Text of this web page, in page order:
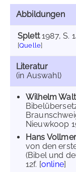
Abbildungen
Splett1987, S.
[Quelle]
Literatur
(in Auswahl)
Wilhelm
Nieuwkoop
Hans
von den
(Bibel und
12f. [online]